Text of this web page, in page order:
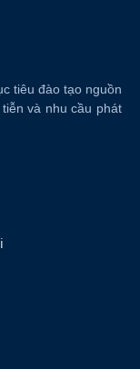
tiêu đào tạo nguồn
và nhu cầu phát